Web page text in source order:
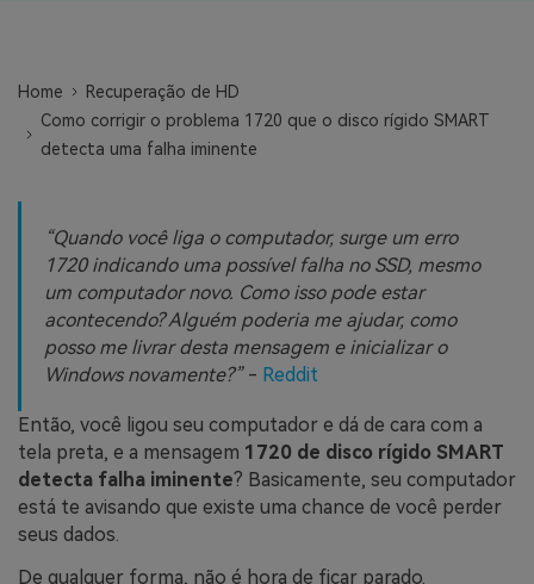
Recoverit Grátis
Recupere dados perdidos/excluídos gratuitamente
Outros Produtos
Repairit - Reparar Dados
UBackit - Backup de Dados
Home
Recuperação de HD
Como corrigir o problema 1720 que o disco rígido SMART
detecta uma falha iminente
Quando você liga o computador, surge um erro
1720 indicando uma possível falha no SSD, mesmo
um computador novo. Como isso pode estar
acontecendo? Alguém poderia me ajudar, como
posso me livrar desta mensagem e inicializar o
Windows novamente? - Reddit
Então, você ligou seu computador e dá de cara com a
tela preta, e a mensagem 1720 de disco rígido SMART
detecta falha iminente? Basicamente, seu computador
está te avisando que existe uma chance de você perder
seus dados.
De qualquer forma, não é hora de ficar parado.